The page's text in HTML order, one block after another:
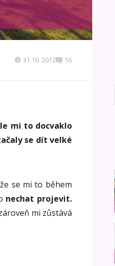
31.10. 2012 56
mi to docvaklo
se dít velké
se mi to během
nechat projevit.
mi zůstává